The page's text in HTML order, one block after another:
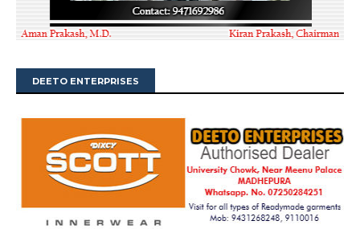
DEETO ENTERPRISES